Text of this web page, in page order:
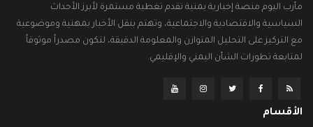
مأرب اليوم منصة إخبارية يمنية تقدم تغطية مستمرة لأبرز الأحداث
السياسية والاقتصادية والاجتماعية، وتهتم بنقل الأخبار بمهنية وموضوعية
مع التركيز على التحليل المتوازن والمعلومة الدقيقة، لتكون مصدراً موثوقاً
لمتابعة تطورات الشأن اليمني والإقليمي.
الأقسام